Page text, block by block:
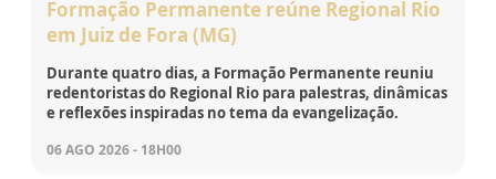
Formação Permanente reúne Regional Rio
em Juiz de Fora (MG)
Durante quatro dias, a Formação Permanente reuniu
redentoristas do Regional Rio para palestras, dinâmicas
e reflexões inspiradas no tema da evangelização.
06 AGO 2026 - 18H00